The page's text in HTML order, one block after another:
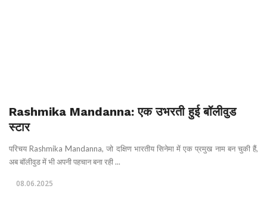
Rashmika Mandanna: एक उभरती हुई बॉलीवुड
स्टार
परिचय Rashmika Mandanna, जो दक्षिण भारतीय सिनेमा में एक प्रमुख नाम बन चुकी हैं,
अब बॉलीवुड में भी अपनी पहचान बना रही ...
08.06.2025